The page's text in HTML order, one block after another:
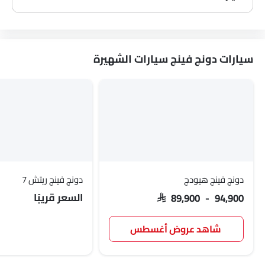
سيارات دونج فينج سيارات الشهيرة
دونج فينج هيودج
SAR 89,900 - 94,900
شاهد عروض أغسطس
دونج فينج ريتش 7
السعر قريبًا